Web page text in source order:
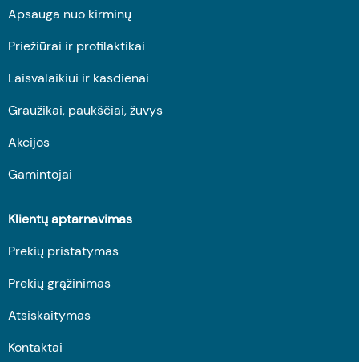
Apsauga nuo kirminų
Priežiūrai ir profilaktikai
Laisvalaikiui ir kasdienai
Graužikai, paukščiai, žuvys
Akcijos
Gamintojai
Klientų aptarnavimas
Prekių pristatymas
Prekių grąžinimas
Atsiskaitymas
Kontaktai